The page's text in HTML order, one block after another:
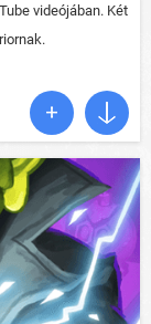
videójában. Két